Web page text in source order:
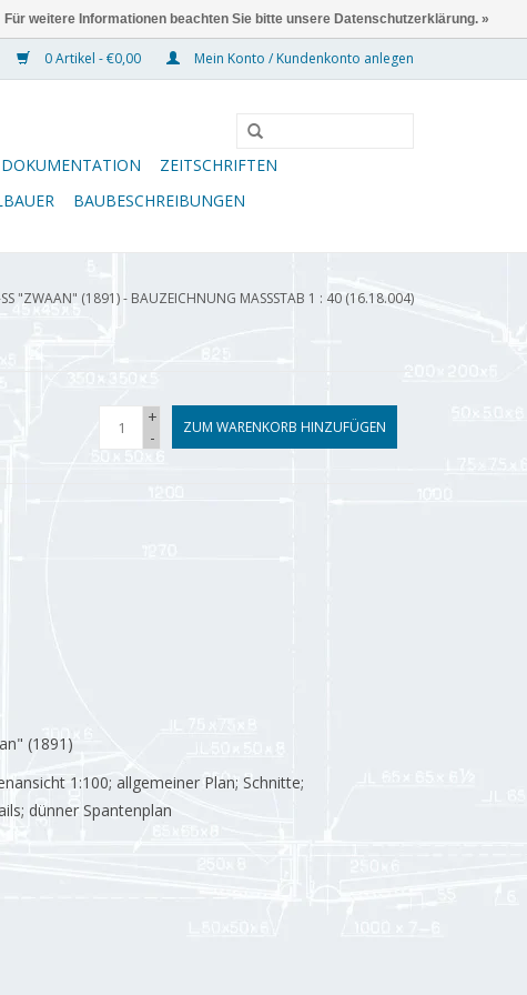
0 Artikel - €0,00 Mein Konto / Kundenkonto anlegen
DOKUMENTATION
ZEITSCHRIFTEN
BAUBESCHREIBUNGEN
SS "ZWAAN" (1891) - BAUZEICHNUNG MASSSTAB 1 : 40 (16.18.004)
+
-
ZUM WARENKORB HINZUFÜGEN
(1891)
1:100; allgemeiner Plan; Schnitte;
dünner Spantenplan
Für weitere Informationen beachten Sie bitte unsere Datenschutzerklärung. »